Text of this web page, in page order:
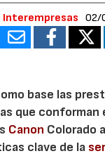
Interempresas 02/
base las
que conforman
Canon Colorado
clave de la